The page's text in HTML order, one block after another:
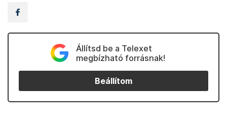
Állítsd be a Telexet
megbízható forrásnak!
Beállítom